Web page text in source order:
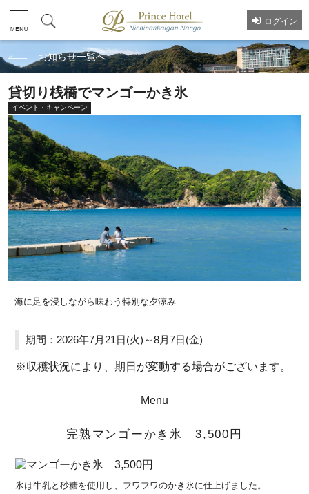
ログイン
お知らせ一覧へ
貸切り桟橋でマンゴーかき氷
イベント・キャンペーン
海に足を浸しながら味わう特別な夕涼み
期間：2026年7月21日(火)～8月7日(金)
※収穫状況により、期日が変動する場合がございます。
Menu
完熟マンゴーかき氷 3,500円
氷は牛乳と砂糖を使用し、フワフワのかき氷に仕上げました。